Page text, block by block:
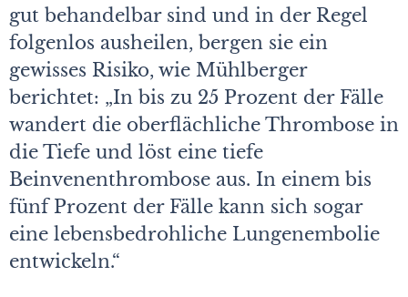
gut behandelbar sind und in der Regel
folgenlos ausheilen, bergen sie ein
gewisses Risiko, wie Mühlberger
berichtet: „In bis zu 25 Prozent der Fälle
wandert die oberflächliche Thrombose in
die Tiefe und löst eine tiefe
Beinvenenthrombose aus. In einem bis
fünf Prozent der Fälle kann sich sogar
eine lebensbedrohliche Lungenembolie
entwickeln.“